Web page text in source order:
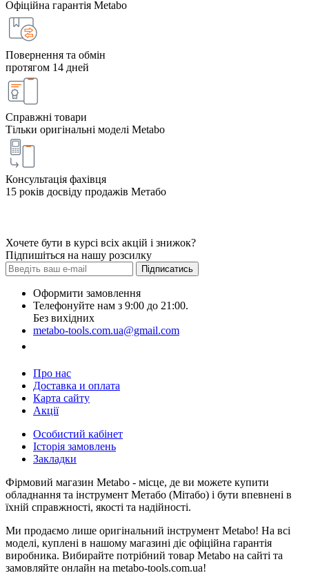
Офіційна гарантія Metabo
Повернення та обмін
протягом 14 дней
Справжні товари
Тільки оригінальні моделі Metabo
Консультація фахівця
15 років досвіду продажів Метабо
Хочете бути в курсі всіх акцій і знижок?
Підпишіться на нашу розсилку
Підписатись
Оформити замовлення
Телефонуйте нам з 9:00 до 21:00.
Без вихідних
metabo-tools.com.ua@gmail.com
Про нас
Доставка и оплата
Карта сайту
Акції
Особистий кабінет
Історія замовлень
Закладки
Фірмовий магазин Metabo - місце, де ви можете купити
обладнання та інструмент Метабо (Мітабо) і бути впевнені в
їхній справжності, якості та надійності.
Ми продаємо лише оригінальний інструмент Metabo! На всі
моделі, куплені в нашому магазині діє офіційна гарантія
виробника. Вибирайте потрібний товар Metabo на сайті та
замовляйте онлайн на metabo-tools.com.ua!